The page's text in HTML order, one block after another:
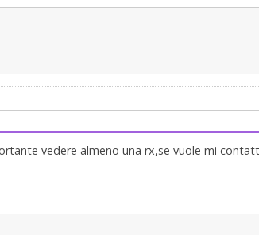
vedere almeno una rx,se vuole mi